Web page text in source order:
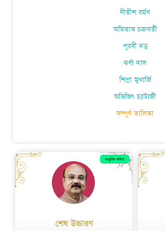
নীতীশ বর্মণ
অমিতাভ চক্রবর্তী
পূরবী দত্ত
ঝর্ণা দাস
শিপ্রা মুখার্জি
অভিজিৎ চ্যাটার্জী
সম্পূর্ণ তালিকা
আধুনিক কবিতা